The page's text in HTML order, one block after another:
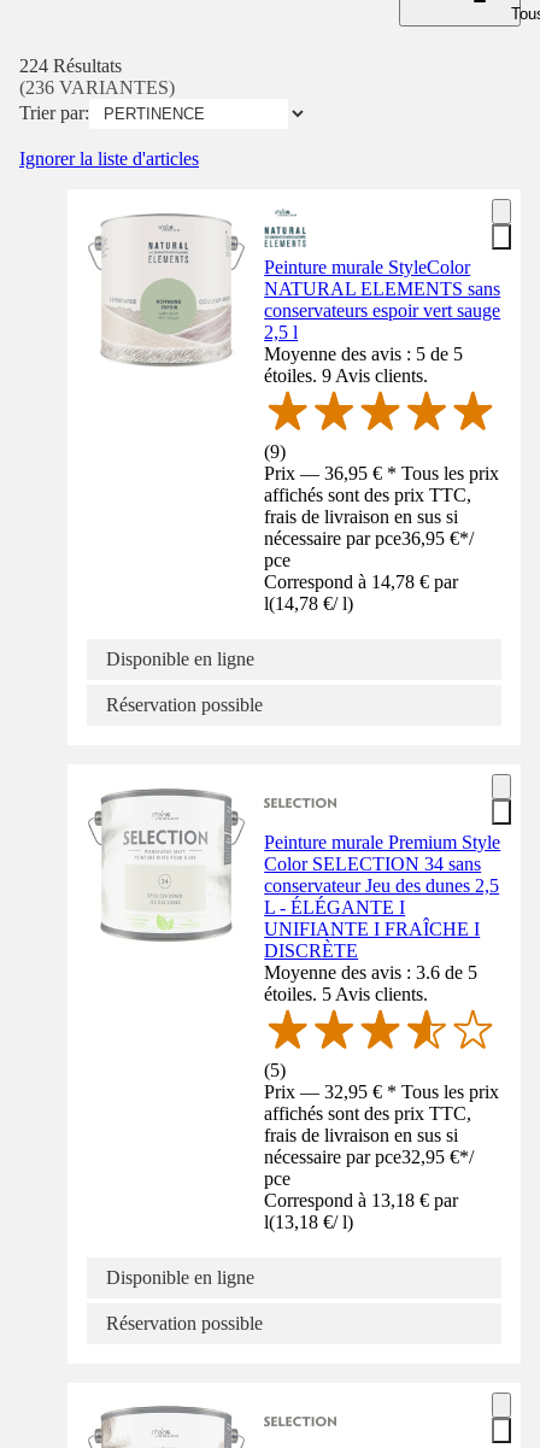
224 Résultats
(236 VARIANTES)
Trier par:
Ignorer la liste d'articles
Peinture murale StyleColor
NATURAL ELEMENTS sans
conservateurs espoir vert sauge
2,5 l
Moyenne des avis : 5 de 5
étoiles. 9 Avis clients.
(9)
Prix — 36,95 € * Tous les prix
affichés sont des prix TTC,
frais de livraison en sus si
nécessaire par pce36,95 €*/
pce
Correspond à 14,78 € par
l(14,78 €/ l)
Disponible en ligne
Réservation possible
Peinture murale Premium Style
Color SELECTION 34 sans
conservateur Jeu des dunes 2,5
L - ÉLÉGANTE I
UNIFIANTE I FRAÎCHE I
DISCRÈTE
Moyenne des avis : 3.6 de 5
étoiles. 5 Avis clients.
(5)
Prix — 32,95 € * Tous les prix
affichés sont des prix TTC,
frais de livraison en sus si
nécessaire par pce32,95 €*/
pce
Correspond à 13,18 € par
l(13,18 €/ l)
Disponible en ligne
Réservation possible